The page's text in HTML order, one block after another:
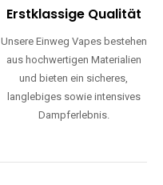
Erstklassige Qualität
Unsere Einweg Vapes bestehen
aus hochwertigen Materialien
und bieten ein sicheres,
langlebiges sowie intensives
Dampferlebnis.